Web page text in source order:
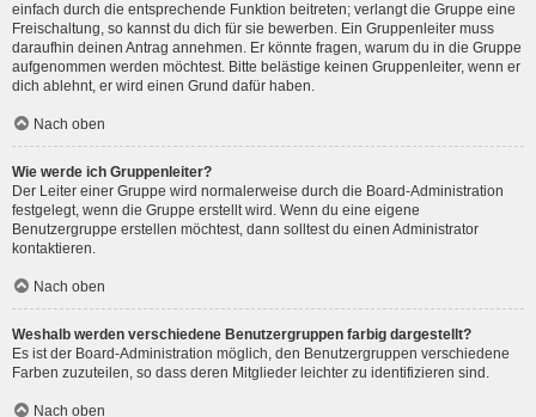
einfach durch die entsprechende Funktion beitreten; verlangt die Gruppe eine
Freischaltung, so kannst du dich für sie bewerben. Ein Gruppenleiter muss
daraufhin deinen Antrag annehmen. Er könnte fragen, warum du in die Gruppe
aufgenommen werden möchtest. Bitte belästige keinen Gruppenleiter, wenn er
dich ablehnt, er wird einen Grund dafür haben.
Nach oben
Wie werde ich Gruppenleiter?
Der Leiter einer Gruppe wird normalerweise durch die Board-Administration
festgelegt, wenn die Gruppe erstellt wird. Wenn du eine eigene
Benutzergruppe erstellen möchtest, dann solltest du einen Administrator
kontaktieren.
Nach oben
Weshalb werden verschiedene Benutzergruppen farbig dargestellt?
Es ist der Board-Administration möglich, den Benutzergruppen verschiedene
Farben zuzuteilen, so dass deren Mitglieder leichter zu identifizieren sind.
Nach oben